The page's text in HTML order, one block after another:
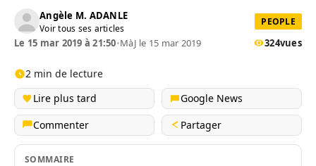
Angèle M. ADANLE
Voir tous ses articles
PEOPLE
Le 15 mar 2019 à 21:50•MàJ le 15 mar 2019 324vues
2 min de lecture
Lire plus tard
Google News
Commenter
Partager
SOMMAIRE